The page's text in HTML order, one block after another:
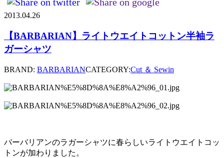
2013.04.26
【BARBARIAN】ライトウエイトコットン半袖ラ
ガーシャツ
BRAND: BARBARIANCATEGORY:Cut ＆ Sewin
バーバリアンのラガーシャツに春らしいライトウエイトコッ
トンが加わりました。